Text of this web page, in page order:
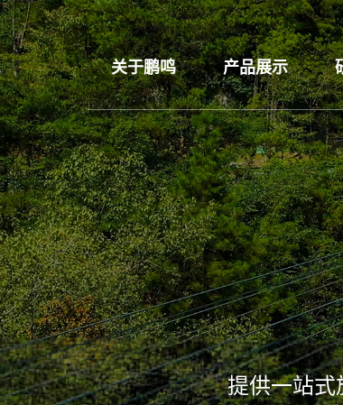
关于鹏鸣 产品展示
提供一站式